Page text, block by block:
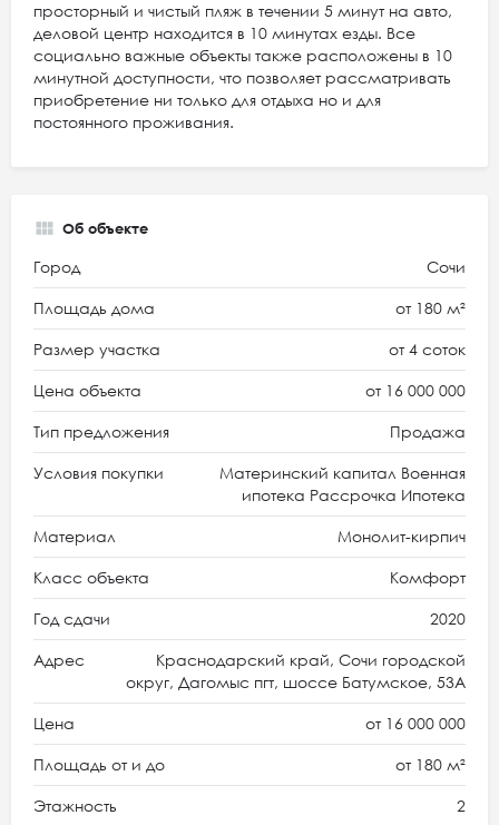
просторный и чистый пляж в течении 5 минут на авто,
деловой центр находится в 10 минутах езды. Все
социально важные объекты также расположены в 10
минутной доступности, что позволяет рассматривать
приобретение ни только для отдыха но и для
постоянного проживания.
Об объекте
Город Сочи
Площадь дома от 180 м²
Размер участка от 4 соток
Цена объекта от 16 000 000
Тип предложения Продажа
Условия покупки
Материнский капитал Военная
ипотека Рассрочка Ипотека
Материал Монолит-кирпич
Класс объекта Комфорт
Год сдачи 2020
Адрес
Краснодарский край, Сочи городской
округ, Дагомыс пгт, шоссе Батумское, 53А
Цена от 16 000 000
Площадь от и до от 180 м²
Этажность 2